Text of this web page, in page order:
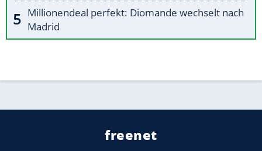
Millionendeal perfekt: Diomande wechselt nach
Madrid
freenet